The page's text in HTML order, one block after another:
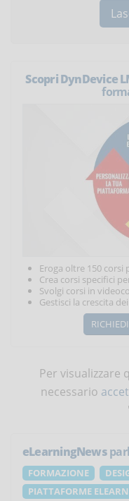
Scopri DynDevice
Eroga oltre 150 corsi
Crea corsi specifici
Svolgi corsi in
Gestisci la crescita
Per visualizzare
necessario
eLearningNews
FORMAZIONE
PIATTAFORME